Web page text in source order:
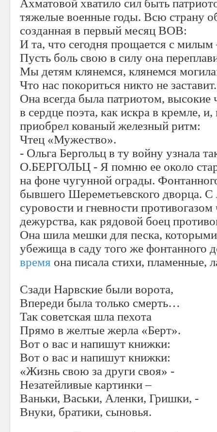
Ахматовой хватило сил быть
тяжелые военные годы. Всю страну
созданная в первый месяц ВОВ:
И та, что сегодня прощается с милым
Пусть боль свою в силу она
Мы детям клянемся, клянемся
Что нас покориться никто не заставит.
Она всегда была патриотом, высокие
в сердце поэта, как искра в кремле, и,
приобрел кованый железный ритм:
Чтец «Мужество».
- Ольга Бергольц в ту войну узнала
О.БЕРГОЛЬЦ - Я помню ее около
на фоне чугунной ограды.
бывшего Шереметьевского дворца.
суровости и гневности противогазом
дежурства, как рядовой боец
Она шила мешки для песка,
убежища в саду того же фонтанного
время она писала стихи, пламенные,
Сзади Нарвские были ворота,
Впереди была только смерть…
Так советская шла пехота
Прямо в желтые жерла «Берт».
Вот о вас и напишут книжки:
Вот о вас и напишут книжки:
«Жизнь свою за други своя» -
Незатейливые картинки –
Ваньки, Васьки, Аленки, Гришки, -
Внуки, братики, сыновья.